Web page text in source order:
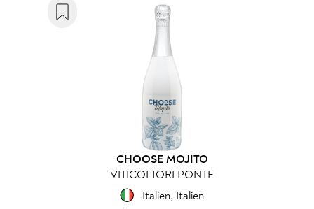
CHOOSE MOJITO
VITICOLTORI PONTE
Italien, Italien